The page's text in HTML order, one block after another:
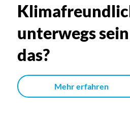
unterwegs
das?
Mehr erfahren